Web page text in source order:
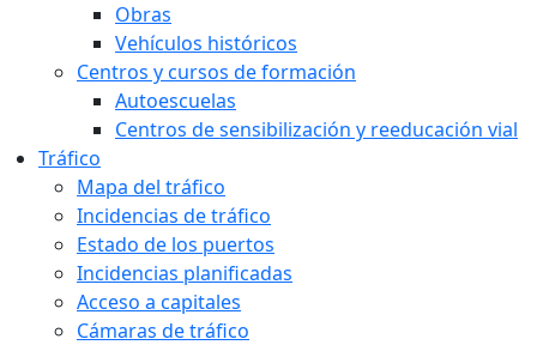
Obras
Vehículos históricos
Centros y cursos de formación
Autoescuelas
Centros de sensibilización y reeducación vial
Tráfico
Mapa del tráfico
Incidencias de tráfico
Estado de los puertos
Incidencias planificadas
Acceso a capitales
Cámaras de tráfico